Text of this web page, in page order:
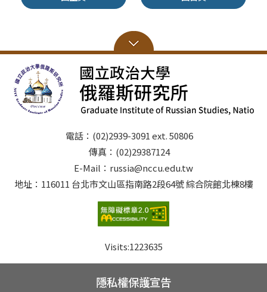
電話：(02)2939-3091 ext. 50806
傳真：(02)29387124
E-Mail：russia@nccu.edu.tw
地址：116011 台北市文山區指南路2段64號 綜合院館北棟8樓
Visits:1223635
隱私權保護宣告